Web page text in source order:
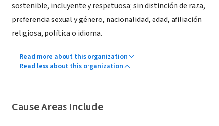
sostenible, incluyente y respetuosa; sin distinción de raza,
preferencia sexual y género, nacionalidad, edad, afiliación
religiosa, política o idioma.
Read more about this organization
Read less about this organization
Cause Areas Include